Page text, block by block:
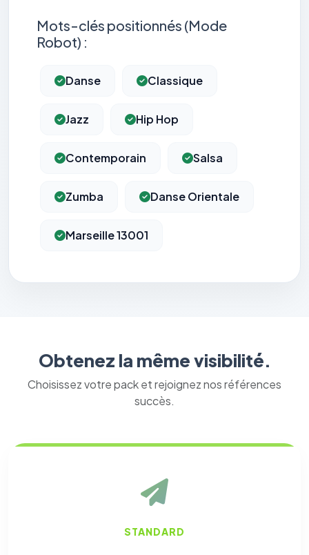
Mots-clés positionnés (Mode
Robot) :
Danse Classique
Jazz Hip Hop
Contemporain Salsa
Zumba Danse Orientale
Marseille 13001
Obtenez la même visibilité.
Choisissez votre pack et rejoignez nos références
succès.
STANDARD